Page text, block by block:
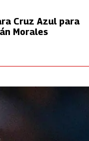
Cruz Azul para
Morales